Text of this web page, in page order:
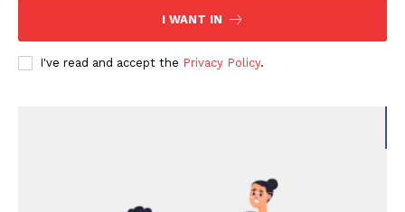
I WANT IN
I've read and accept the Privacy Policy.